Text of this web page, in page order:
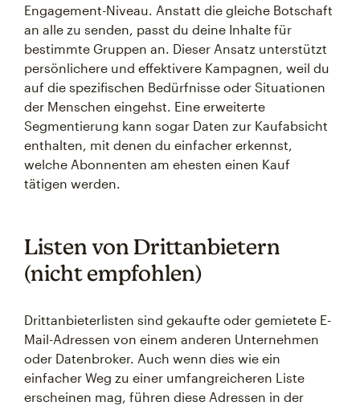
Engagement-Niveau. Anstatt die gleiche Botschaft
an alle zu senden, passt du deine Inhalte für
bestimmte Gruppen an. Dieser Ansatz unterstützt
persönlichere und effektivere Kampagnen, weil du
auf die spezifischen Bedürfnisse oder Situationen
der Menschen eingehst. Eine erweiterte
Segmentierung kann sogar Daten zur Kaufabsicht
enthalten, mit denen du einfacher erkennst,
welche Abonnenten am ehesten einen Kauf
tätigen werden.
Listen von Drittanbietern
(nicht empfohlen)
Drittanbieterlisten sind gekaufte oder gemietete E-
Mail-Adressen von einem anderen Unternehmen
oder Datenbroker. Auch wenn dies wie ein
einfacher Weg zu einer umfangreicheren Liste
erscheinen mag, führen diese Adressen in der